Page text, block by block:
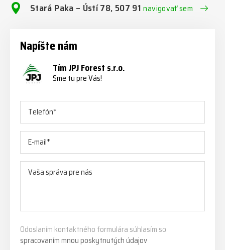
Stará Paka – Ústí 78, 507 91navigovať sem
Napíšte nám
Tím JPJ Forest s.r.o.
Sme tu pre Vás!
Odoslaním kontaktného formulára súhlasím so
spracovaním mnou poskytnutých údajov